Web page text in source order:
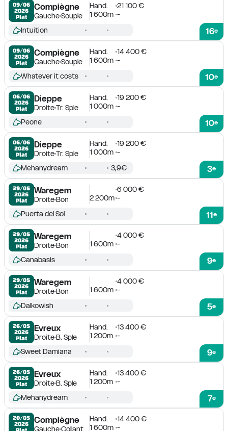
09/06
2026
Plat
Compiègne
GaucheSouple
Hand.
21 100 €
1 600m -
16e
Intuition
09/06
2026
Plat
Compiègne
GaucheSouple
Hand.
14 400 €
1 600m -
10e
Whatever it costs
06/06
2026
Plat
Dieppe
DroiteTr. Sple
Hand.
19 200 €
1 000m -
10e
Peone
06/06
2026
Plat
Dieppe
DroiteTr. Sple
Hand.
19 200 €
1 000m -
3e
Mehanydream 3,9€
29/05
2026
Plat
Waregem
DroiteBon
6 000 €
2 200m -
11e
Puerta del Sol
29/05
2026
Plat
Waregem
DroiteBon
4 000 €
1 600m -
9e
Canabasis
29/05
2026
Plat
Waregem
DroiteBon
4 000 €
1 600m -
5e
Dalkowish
26/05
2026
Plat
Evreux
DroiteB. Sple
Hand.
13 400 €
1 200m -
9e
Sweet Damiana
26/05
2026
Plat
Evreux
DroiteB. Sple
Hand.
13 400 €
1 200m -
7e
Mehanydream
20/05
2026
Compiègne
GaucheCollant
Hand.
14 400 €
1 600m -